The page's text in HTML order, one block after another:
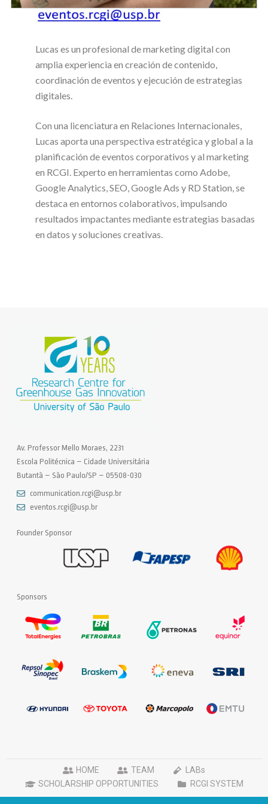
Lucas es un profesional de marketing digital con
amplia experiencia en creación de contenido,
coordinación de eventos y ejecución de estrategias
digitales.
Con una licenciatura en Relaciones Internacionales,
Lucas aporta una perspectiva estratégica y global a la
planificación de eventos corporativos y al marketing
en RCGI. Experto en herramientas como Adobe,
Google Analytics, SEO, Google Ads y RD Station, se
destaca en entornos colaborativos, impulsando
resultados impactantes mediante estrategias basadas
en datos y soluciones creativas.
Av. Professor Mello Moraes, 2231
Escola Politécnica – Cidade Universitária
Butantã – São Paulo/SP – 05508-030
communication.rcgi@usp.br
eventos.rcgi@usp.br
Founder Sponsor
Sponsors
HOME TEAM
LABs
SCHOLARSHIP OPPORTUNITIES
RCGI SYSTEM